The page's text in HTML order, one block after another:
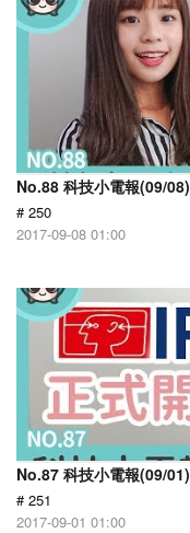
No.88 科技小電報(09/08)
# 250
2017-09-08 01:00
No.87 科技小電報(09/01)
# 251
2017-09-01 01:00